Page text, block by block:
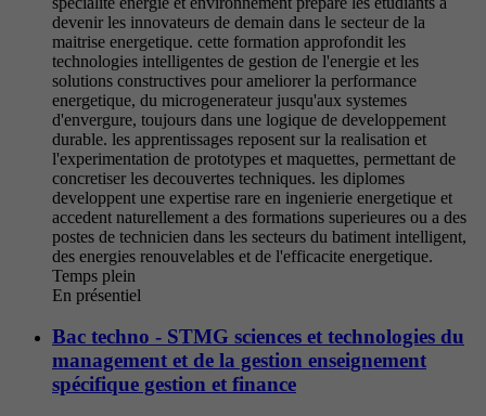
devenir les innovateurs de demain dans le secteur de la
maitrise energetique. cette formation approfondit les
technologies intelligentes de gestion de l'energie et les
solutions constructives pour ameliorer la performance
energetique, du microgenerateur jusqu'aux systemes
d'envergure, toujours dans une logique de developpement
durable. les apprentissages reposent sur la realisation et
l'experimentation de prototypes et maquettes, permettant de
concretiser les decouvertes techniques. les diplomes
developpent une expertise rare en ingenierie energetique et
accedent naturellement a des formations superieures ou a des
postes de technicien dans les secteurs du batiment intelligent,
des energies renouvelables et de l'efficacite energetique.
Temps plein
En présentiel
Bac techno - STMG sciences et technologies du
management et de la gestion enseignement
spécifique gestion et finance